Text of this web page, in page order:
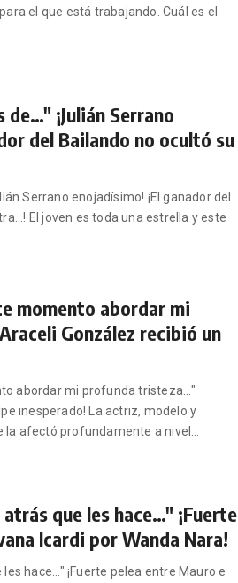
el que está trabajando. Cuál es el
¡Julián Serrano
del Bailando no ocultó su
Serrano enojadísimo! ¡El ganador del
El joven es toda una estrella y este
momento abordar mi
González recibió un
abordar mi profunda tristeza..."
inesperado! La actriz, modelo y
la afectó profundamente a nivel
que les hace…" ¡Fuerte
Icardi por Wanda Nara!
hace..." ¡Fuerte pelea entre Mauro e